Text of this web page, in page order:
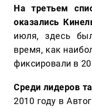
На третьем
оказались
июля, здесь
время, как
фиксировали в
Среди лидеров
2010 году в